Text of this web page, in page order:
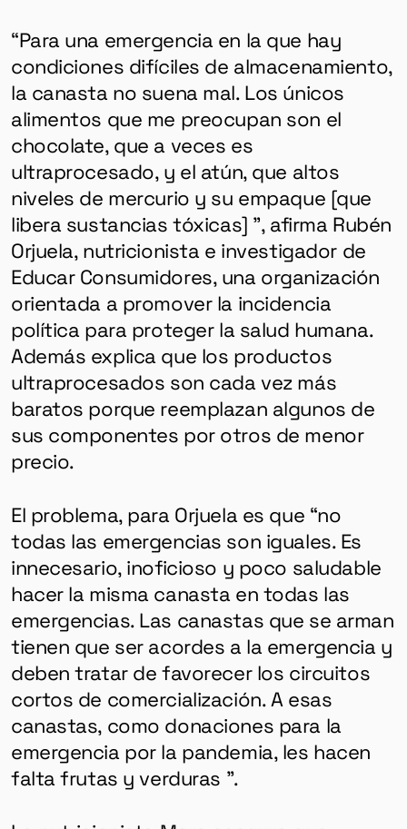
“Para una emergencia en la que hay
condiciones difíciles de almacenamiento,
la canasta no suena mal. Los únicos
alimentos que me preocupan son el
chocolate, que a veces es
ultraprocesado, y el atún, que altos
niveles de mercurio y su empaque [que
libera sustancias tóxicas] ”, afirma Rubén
Orjuela, nutricionista e investigador de
Educar Consumidores, una organización
orientada a promover la incidencia
política para proteger la salud humana.
Además explica que los productos
ultraprocesados ​​son cada vez más
baratos porque reemplazan algunos de
sus componentes por otros de menor
precio.
El problema, para Orjuela es que “no
todas las emergencias son iguales. Es
innecesario, inoficioso y poco saludable
hacer la misma canasta en todas las
emergencias. Las canastas que se arman
tienen que ser acordes a la emergencia y
deben tratar de favorecer los circuitos
cortos de comercialización. A esas
canastas, como donaciones para la
emergencia por la pandemia, les hacen
falta frutas y verduras ”.